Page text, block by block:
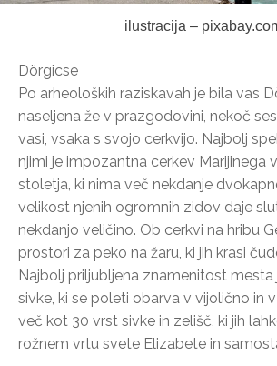
ilustracija –
Dörgicse
Po arheoloških raziskavah je bila vas
naseljena že v prazgodovini, nekoč
vasi, vsaka s svojo cerkvijo. Najbolj
njimi je impozantna cerkev Marijinega
stoletja, ki nima več nekdanje
velikost njenih ogromnih zidov daje
nekdanjo veličino. Ob cerkvi na hribu
prostori za peko na žaru, ki jih krasi
Najbolj priljubljena znamenitost mesta
sivke, ki se poleti obarva v vijolično in
več kot 30 vrst sivke in zelišč, ki jih
rožnem vrtu svete Elizabete in